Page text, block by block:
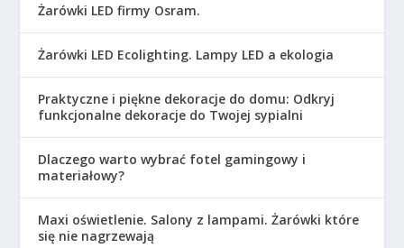
Żarówki LED firmy Osram.
Żarówki LED Ecolighting. Lampy LED a ekologia
Praktyczne i piękne dekoracje do domu: Odkryj
funkcjonalne dekoracje do Twojej sypialni
Dlaczego warto wybrać fotel gamingowy i
materiałowy?
Maxi oświetlenie. Salony z lampami. Żarówki które
się nie nagrzewają